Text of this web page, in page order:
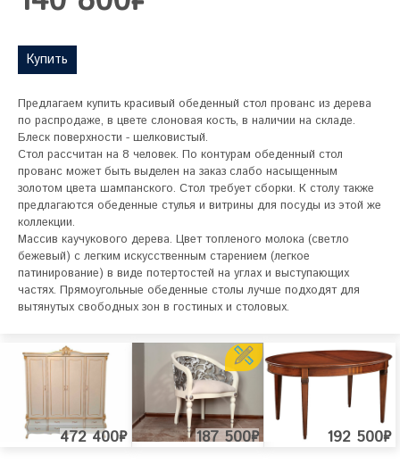
Купить
Предлагаем купить красивый обеденный стол прованс из дерева
по распродаже, в цвете слоновая кость, в наличии на складе.
Блеск поверхности - шелковистый.
Стол рассчитан на 8 человек. По контурам обеденный стол
прованс может быть выделен на заказ слабо насыщенным
золотом цвета шампанского. Стол требует сборки. К столу также
предлагаются обеденные стулья и витрины для посуды из этой же
коллекции.
Массив каучукового дерева. Цвет топленого молока (светло
бежевый) с легким искусственным старением (легкое
патинирование) в виде потертостей на углах и выступающих
частях. Прямоугольные обеденные столы лучше подходят для
вытянутых свободных зон в гостиных и столовых.
472 400₽ 187 500₽ 192 500₽